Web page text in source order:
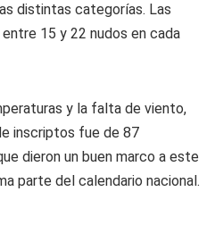
distintas categorías. Las
15 y 22 nudos en cada
y la falta de viento,
inscriptos fue de 87
dieron un buen marco a este
parte del calendario nacional.